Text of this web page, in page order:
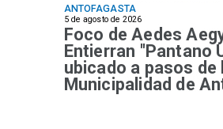
ANTOFAGASTA
5 de agosto de 2026
Foco de Aedes
Entierran "Pantano
ubicado a pasos de
Municipalidad de